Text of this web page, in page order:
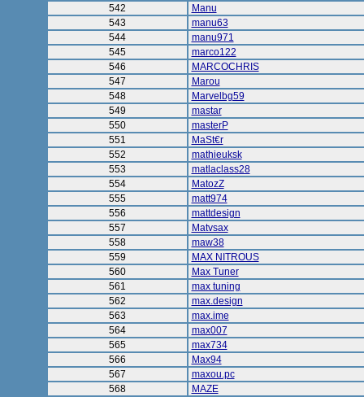
542
Manu
543
manu63
544
manu971
545
marco122
546
MARCOCHRIS
547
Marou
548
Marvelbg59
549
mastar
550
masterP
551
MaSt€r
552
mathieuksk
553
matlaclass28
554
MatozZ
555
matt974
556
mattdesign
557
Matvsax
558
maw38
559
MAX NITROUS
560
Max Tuner
561
max tuning
562
max.design
563
max.ime
564
max007
565
max734
566
Max94
567
maxou.pc
568
MAZE